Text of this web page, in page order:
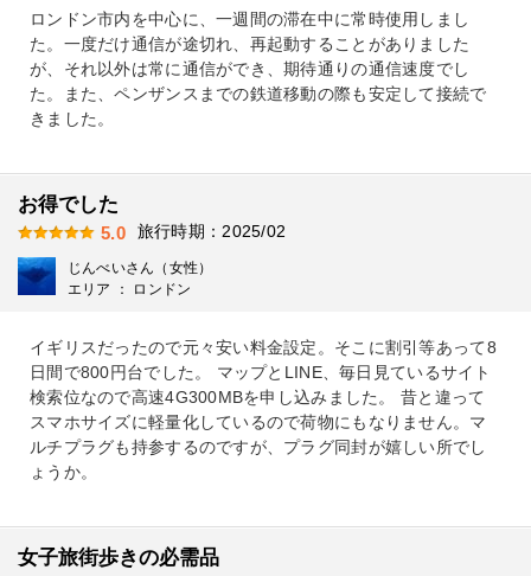
ロンドン市内を中心に、一週間の滞在中に常時使用しまし
た。一度だけ通信が途切れ、再起動することがありました
が、それ以外は常に通信ができ、期待通りの通信速度でし
た。また、ペンザンスまでの鉄道移動の際も安定して接続で
きました。
お得でした
5.0 旅行時期：2025/02
じんべいさん（女性）
エリア ： ロンドン
イギリスだったので元々安い料金設定。そこに割引等あって8
日間で800円台でした。 マップとLINE、毎日見ているサイト
検索位なので高速4G300MBを申し込みました。 昔と違って
スマホサイズに軽量化しているので荷物にもなりません。マ
ルチプラグも持参するのですが、プラグ同封が嬉しい所でし
ょうか。
女子旅街歩きの必需品